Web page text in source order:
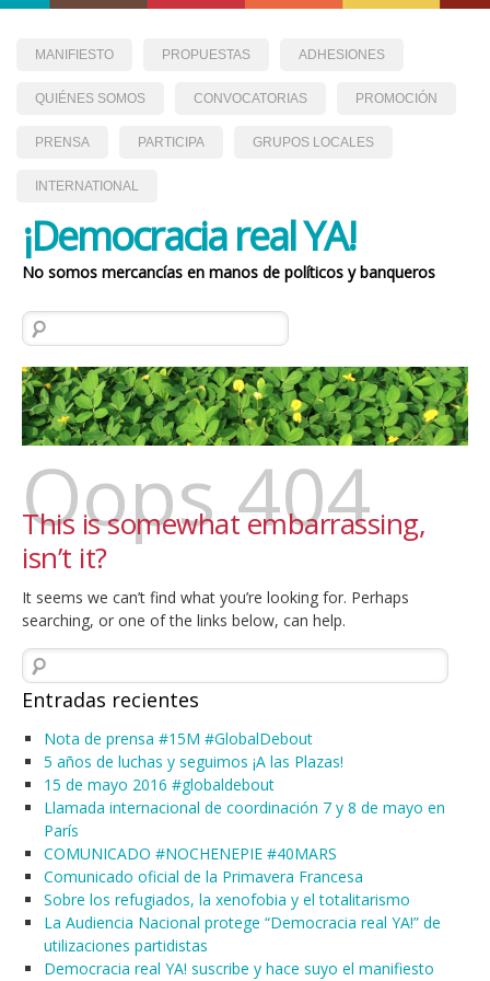
MANIFIESTO PROPUESTAS ADHESIONES
QUIÉNES SOMOS CONVOCATORIAS PROMOCIÓN
PRENSA PARTICIPA GRUPOS LOCALES
INTERNATIONAL
¡Democracia real YA!
No somos mercancías en manos de políticos y banqueros
Buscar:
Oops 404
This is somewhat embarrassing,
isn’t it?
It seems we can’t find what you’re looking for. Perhaps
searching, or one of the links below, can help.
Buscar:
Entradas recientes
Nota de prensa #15M #GlobalDebout
5 años de luchas y seguimos ¡A las Plazas!
15 de mayo 2016 #globaldebout
Llamada internacional de coordinación 7 y 8 de mayo en
París
COMUNICADO #NOCHENEPIE #40MARS
Comunicado oficial de la Primavera Francesa
Sobre los refugiados, la xenofobia y el totalitarismo
La Audiencia Nacional protege “Democracia real YA!” de
utilizaciones partidistas
Democracia real YA! suscribe y hace suyo el manifiesto